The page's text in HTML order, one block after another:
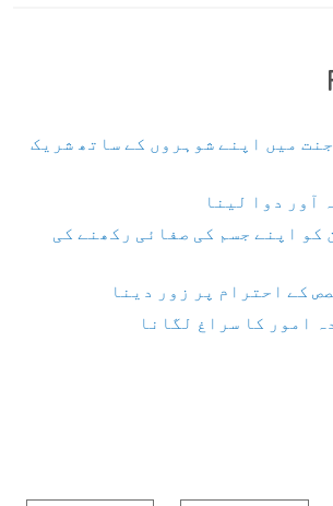
میں اپنے شوہروں کے ساتھ شریک
آور دوا لینا
کو اپنے جسم کی صفائی رکھنے کی
کے احترام پر زور دینا
امور کا سراغ لگانا